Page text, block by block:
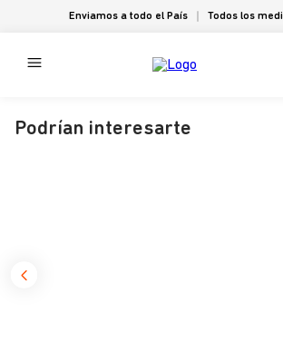
Enviamos a todo el País Todos los
Podrían interesarte